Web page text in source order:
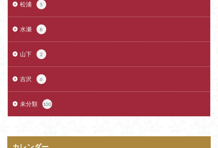
松浦 5
水瀬 8
山下 2
吉沢 6
未分類 100